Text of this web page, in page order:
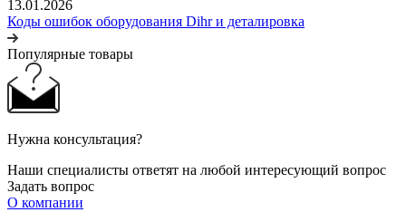
13.01.2026
Коды ошибок оборудования Dihr и деталировка
Популярные товары
Нужна консультация?
Наши специалисты ответят на любой интересующий вопрос
Задать вопрос
О компании